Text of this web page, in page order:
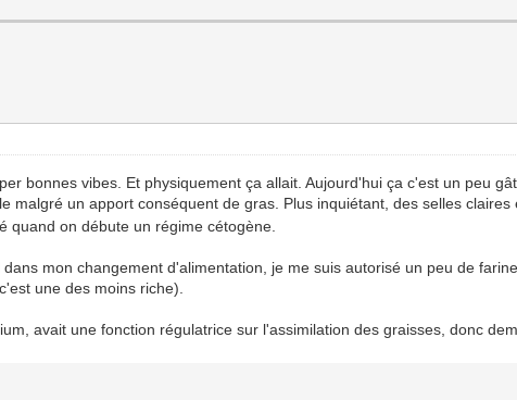
bonnes vibes. Et physiquement ça allait. Aujourd'hui ça c'est un peu
malgré un apport conséquent de gras. Plus inquiétant, des selles
quand on débute un régime cétogène.
mon changement d'alimentation, je me suis autorisé un peu de
une des moins riche).
avait une fonction régulatrice sur l'assimilation des graisses, donc